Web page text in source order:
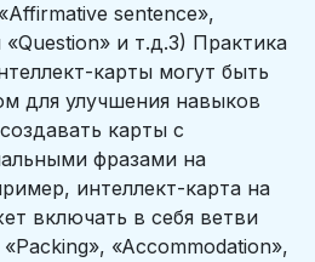
sentence»,
«Question» и т.д.3) Практика
карты могут быть
для улучшения навыков
карты с
фразами на
интеллект-карта на
включать в себя ветви
«Accommodation»,